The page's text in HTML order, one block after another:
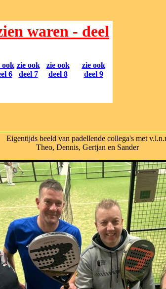
waren - deel
ook
6
zie ook
deel 7
zie ook
deel 8
zie ook
deel 9
Eigentijds beeld van padellende collega's met
Theo, Dennis, Gertjan en Sander